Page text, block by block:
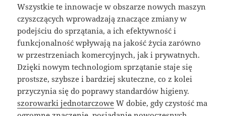
Wszystkie te innowacje w obszarze nowych maszyn
czyszczących wprowadzają znaczące zmiany w
podejściu do sprzątania, a ich efektywność i
funkcjonalność wpływają na jakość życia zarówno
w przestrzeniach komercyjnych, jak i prywatnych.
Dzięki nowym technologiom sprzątanie staje się
prostsze, szybsze i bardziej skuteczne, co z kolei
przyczynia się do poprawy standardów higieny.
szorowarki jednotarczowe W dobie, gdy czystość ma